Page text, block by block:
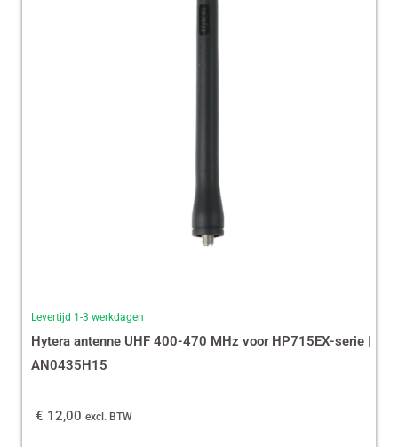
Levertijd 1-3 werkdagen
Hytera antenne UHF 400-470 MHz voor HP715EX-serie |
AN0435H15
€ 12,00 excl. BTW